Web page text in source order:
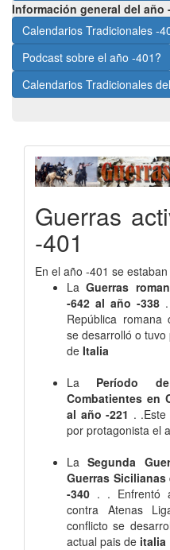
Información general del año
Calendarios Tradicionales -
Podcast sobre el año -401?
Calendarios Tradicionales
Guerras
-401
En el año -401 se
La Guerras
-642 al año -338
República romana
se desarrolló o
de Italia
La Período
Combatientes en
al año -221 . .Este conflicto se desarrolló o tuvo
por protagonista el
La Segunda
Guerras Sicilianas
-340 . . Enfrentó
contra Atenas
conflicto se
actual pais de italia